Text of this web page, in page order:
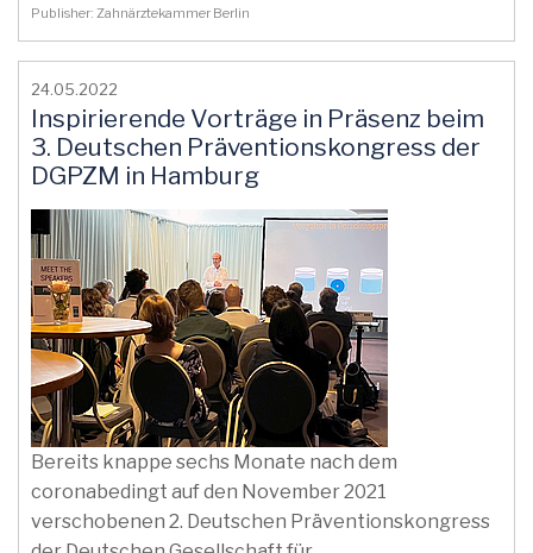
Publisher: Zahnärztekammer Berlin
24.05.2022
Inspirierende Vorträge in Präsenz beim
3. Deutschen Präventionskongress der
DGPZM in Hamburg
Bereits knappe sechs Monate nach dem
coronabedingt auf den November 2021
verschobenen 2. Deutschen Präventionskongress